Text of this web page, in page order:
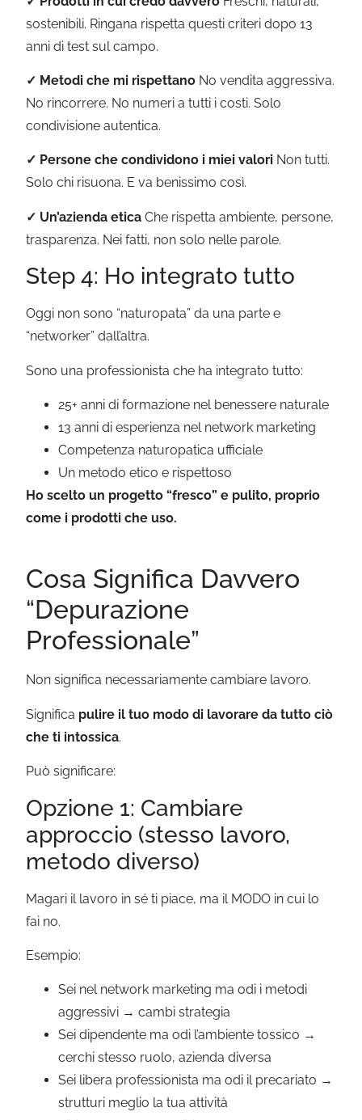
sostenibili. Ringana rispetta questi criteri dopo 13
anni di test sul campo.
✓ Metodi che mi rispettano No vendita aggressiva.
No rincorrere. No numeri a tutti i costi. Solo
condivisione autentica.
✓ Persone che condividono i miei valori Non tutti.
Solo chi risuona. E va benissimo così.
✓ Un’azienda etica Che rispetta ambiente, persone,
trasparenza. Nei fatti, non solo nelle parole.
Step 4: Ho integrato tutto
Oggi non sono “naturopata” da una parte e
“networker” dall’altra.
Sono una professionista che ha integrato tutto:
25+ anni di formazione nel benessere naturale
13 anni di esperienza nel network marketing
Competenza naturopatica ufficiale
Un metodo etico e rispettoso
Ho scelto un progetto “fresco” e pulito, proprio
come i prodotti che uso.
Cosa Significa Davvero
“Depurazione
Professionale”
Non significa necessariamente cambiare lavoro.
Significa pulire il tuo modo di lavorare da tutto ciò
che ti intossica.
Può significare:
Opzione 1: Cambiare
approccio (stesso lavoro,
metodo diverso)
Magari il lavoro in sé ti piace, ma il MODO in cui lo
fai no.
Esempio:
Sei nel network marketing ma odi i metodi
aggressivi → cambi strategia
Sei dipendente ma odi l’ambiente tossico →
cerchi stesso ruolo, azienda diversa
Sei libera professionista ma odi il precariato →
strutturi meglio la tua attività